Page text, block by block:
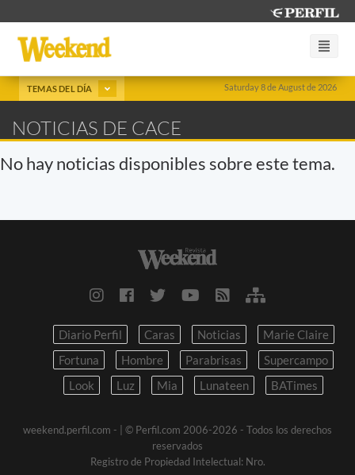
Saturday 8 de August de 2026
TEMAS DEL DÍA
NOTICIAS DE CACE
No hay noticias disponibles sobre este tema.
Diario Perfil Caras Noticias
Marie Claire
Fortuna
Hombre Parabrisas
Supercampo
Look
Luz Mia Lunateen BATimes
weekend.perfil.com -
| © Perfil.com 2006-2026 - Todos los derechos
reservados
Registro de Propiedad Intelectual: Nro.